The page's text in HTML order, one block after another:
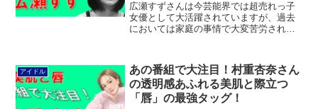
広瀬すずさんは今芸能界では超売れっ子
女優として大活躍されていますが、過去
においては家庭の事情で大変苦労された
ソードも織り交ぜて紹介してみました、
是非最後までお読みくださいね
アイドル
あの番組で大注目！村重杏奈さん
の透明感あふれる美肌と際立つ
「唇」の最強タッグ！